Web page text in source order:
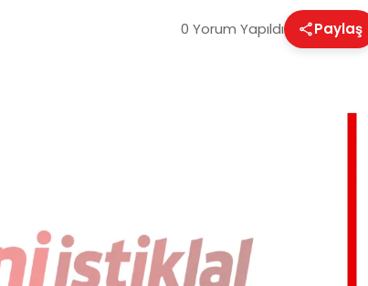
0 Yorum Yapıldı Paylaş